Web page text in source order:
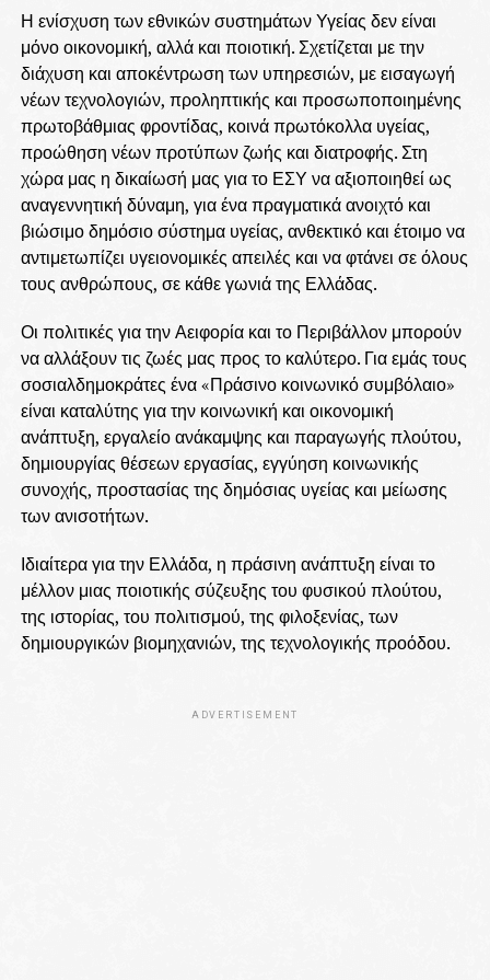
Η ενίσχυση των εθνικών συστημάτων Υγείας δεν είναι
μόνο οικονομική, αλλά και ποιοτική. Σχετίζεται με την
διάχυση και αποκέντρωση των υπηρεσιών, με εισαγωγή
νέων τεχνολογιών, προληπτικής και προσωποποιημένης
πρωτοβάθμιας φροντίδας, κοινά πρωτόκολλα υγείας,
προώθηση νέων προτύπων ζωής και διατροφής. Στη
χώρα μας η δικαίωσή μας για το ΕΣΥ να αξιοποιηθεί ως
αναγεννητική δύναμη, για ένα πραγματικά ανοιχτό και
βιώσιμο δημόσιο σύστημα υγείας, ανθεκτικό και έτοιμο να
αντιμετωπίζει υγειονομικές απειλές και να φτάνει σε όλους
τους ανθρώπους, σε κάθε γωνιά της Ελλάδας.
Οι πολιτικές για την Αειφορία και το Περιβάλλον μπορούν
να αλλάξουν τις ζωές μας προς το καλύτερο. Για εμάς τους
σοσιαλδημοκράτες ένα «Πράσινο κοινωνικό συμβόλαιο»
είναι καταλύτης για την κοινωνική και οικονομική
ανάπτυξη, εργαλείο ανάκαμψης και παραγωγής πλούτου,
δημιουργίας θέσεων εργασίας, εγγύηση κοινωνικής
συνοχής, προστασίας της δημόσιας υγείας και μείωσης
των ανισοτήτων.
Ιδιαίτερα για την Ελλάδα, η πράσινη ανάπτυξη είναι το
μέλλον μιας ποιοτικής σύζευξης του φυσικού πλούτου,
της ιστορίας, του πολιτισμού, της φιλοξενίας, των
δημιουργικών βιομηχανιών, της τεχνολογικής προόδου.
ADVERTISEMENT